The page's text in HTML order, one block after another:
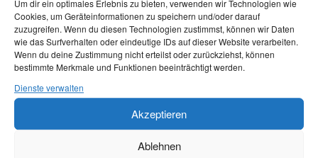
Um dir ein optimales Erlebnis zu bieten, verwenden wir Technologien wie
Cookies, um Geräteinformationen zu speichern und/oder darauf
zuzugreifen. Wenn du diesen Technologien zustimmst, können wir Daten
wie das Surfverhalten oder eindeutige IDs auf dieser Website verarbeiten.
Wenn du deine Zustimmung nicht erteilst oder zurückziehst, können
bestimmte Merkmale und Funktionen beeinträchtigt werden.
Dienste verwalten
Akzeptieren
Ablehnen
Stinkwanzen sind mir dieses Jahr noch nicht
aufgefallen. Zum Glück. Die stinken wirklich
widerlich.
Liebe Grüße
Martina